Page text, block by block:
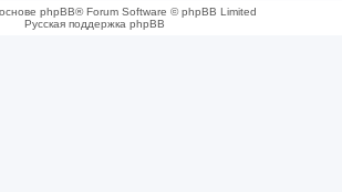
phpBB® Forum Software © phpBB Limited
Русская поддержка phpBB